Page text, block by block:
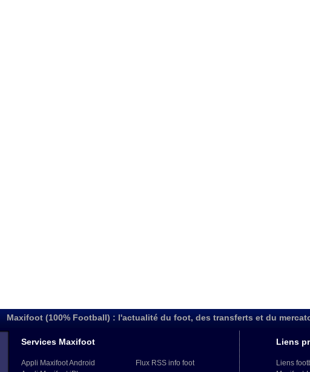
Maxifoot (100% Football) : l'actualité du foot, des transferts et du
Services Maxifoot
Appli Maxifoot Android
Flux RSS info foot
Liens
Liens